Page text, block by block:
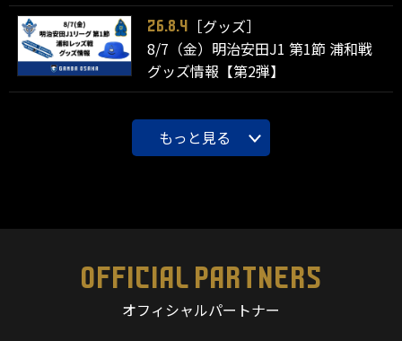
26.8.4
［グッズ］
8/7（金）明治安田J1 第1節 浦和戦
グッズ情報【第2弾】
もっと見る
OFFICIAL PARTNERS
オフィシャルパートナー